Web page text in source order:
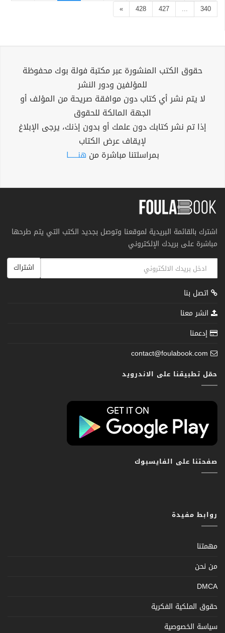
340
...
427
428
»
حقوق الكتب المنشورة عبر مكتبة فولة بوك محفوظة
للمؤلفين ودور النشر
لا يتم نشر أي كتاب دون موافقة صريحة من المؤلف أو
الجهة المالكة للحقوق
إذا تم نشر كتابك دون علمك أو بدون إذنك، يرجى الإبلاغ
لإيقاف عرض الكتاب
بمراسلتنا مباشرة من هنــــــا
اشترك بالقائمة البريدية لموقعنا وتوصل بجديد الكتب التي يتم طرحها
مباشرة على بريدك الإلكتروني
اشتراك
اتصل بنا
انشر معنا
إدعمنا
contact@foulabook.com
حمّل تطبيقنا على الاندرويد
صفحتنا على الفايسبوك
روابط مفيدة
مهمتنا
من نحن
DMCA
حقوق الملكية الفكرية
سياسة الخصوصية